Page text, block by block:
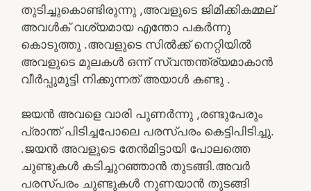
തുടിച്ചുകൊണ്ടിരുന്നു ,അവളുടെ ജിമിക്കികമ്മല്
അവൾക് വശ്യമായ എന്തോ പകർന്നു
കൊടുത്തു .അവളുടെ സിൽക്ക് നെറ്റിയിൽ
അവളുടെ മുലകൾ ഒന്ന് സ്വന്തന്ത്ര്യമാകാൻ
വീർപ്പുമുട്ടി നിക്കുന്നത് അയാൾ കണ്ടു .
ജയൻ അവളെ വാരി പുണർന്നു ,രണ്ടുപേരും
പ്രാന്ത് പിടിച്ചപോലെ പരസ്പരം കെട്ടിപിടിച്ചു.
.ജയൻ അവളുടെ തേൻമിട്ടായി പോലത്തെ
ചുണ്ടുകൾ കടിച്ചുറഞ്ഞാൻ തുടങ്ങി.അവർ
പരസ്പരം ചുണ്ടുകൾ നുണയാൻ തുടങ്ങി